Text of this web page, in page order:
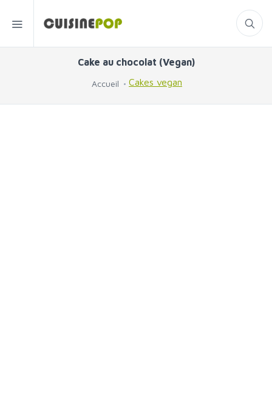
Cake au chocolat (Vegan)
Accueil Cakes vegan